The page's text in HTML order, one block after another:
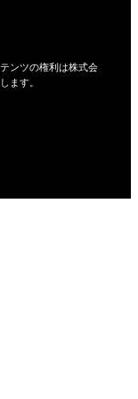
ンツの権利は株式会
ます。